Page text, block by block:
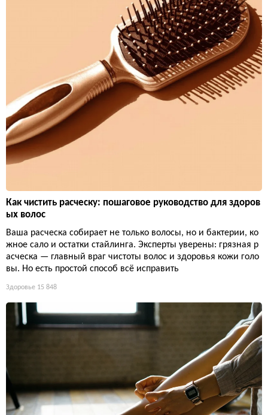
Как чистить расческу: пошаговое руководство для здоров
ых волос
Ваша расческа собирает не только волосы, но и бактерии, ко
жное сало и остатки стайлинга. Эксперты уверены: грязная р
асческа — главный враг чистоты волос и здоровья кожи голо
вы. Но есть простой способ всё исправить
Здоровье 15 848